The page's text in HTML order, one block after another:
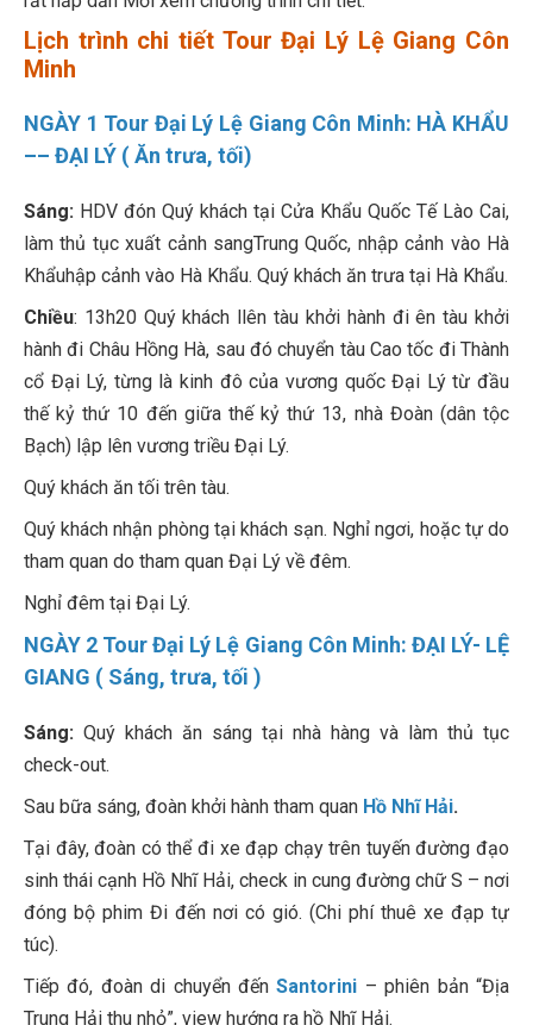
Lịch trình chi tiết Tour Đại Lý Lệ Giang Côn
Minh
NGÀY 1 Tour Đại Lý Lệ Giang Côn Minh: HÀ KHẨU
–– ĐẠI LÝ ( Ăn trưa, tối)
Sáng: HDV đón Quý khách tại Cửa Khẩu Quốc Tế Lào Cai,
làm thủ tục xuất cảnh sangTrung Quốc, nhập cảnh vào Hà
Khẩuhập cảnh vào Hà Khẩu. Quý khách ăn trưa tại Hà Khẩu.
Chiều: 13h20 Quý khách llên tàu khởi hành đi ên tàu khởi
hành đi Châu Hồng Hà, sau đó chuyển tàu Cao tốc đi Thành
cổ Đại Lý, từng là kinh đô của vương quốc Đại Lý từ đầu
thế kỷ thứ 10 đến giữa thế kỷ thứ 13, nhà Đoàn (dân tộc
Bạch) lập lên vương triều Đại Lý.
Quý khách ăn tối trên tàu.
Quý khách nhận phòng tại khách sạn. Nghỉ ngơi, hoặc tự do
tham quan do tham quan Đại Lý về đêm.
Nghỉ đêm tại Đại Lý.
NGÀY 2 Tour Đại Lý Lệ Giang Côn Minh: ĐẠI LÝ- LỆ
GIANG ( Sáng, trưa, tối )
Sáng: Quý khách ăn sáng tại nhà hàng và làm thủ tục
check-out.
Sau bữa sáng, đoàn khởi hành tham quan Hồ Nhĩ Hải.
Tại đây, đoàn có thể đi xe đạp chạy trên tuyến đường đạo
sinh thái cạnh Hồ Nhĩ Hải, check in cung đường chữ S – nơi
đóng bộ phim Đi đến nơi có gió. (Chi phí thuê xe đạp tự
túc).
Tiếp đó, đoàn di chuyển đếnSantorini – phiên bản “Địa
Trung Hải thu nhỏ”, view hướng ra hồ Nhĩ Hải.